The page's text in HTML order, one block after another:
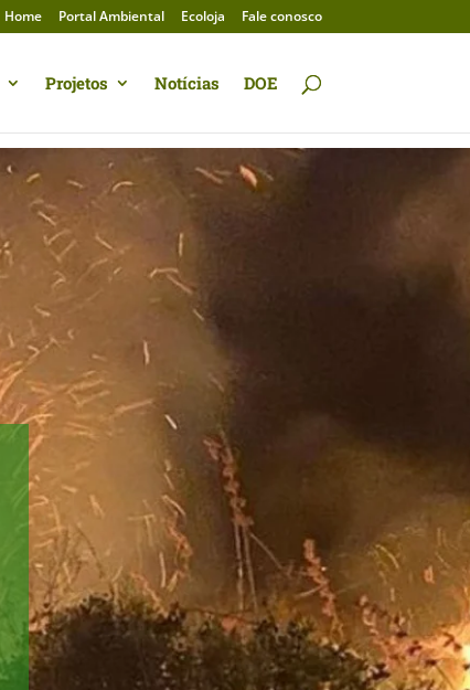
Home Portal Ambiental Ecoloja Fale conosco
Projetos Notícias DOE